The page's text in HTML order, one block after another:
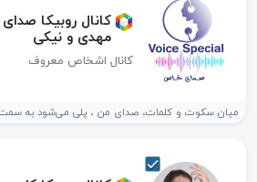
کانال روبیکا
مهدی و نیکی
کانال اشخاص معروف
میان سکوت و کلمات، صدای من ، پلی می‌شود به